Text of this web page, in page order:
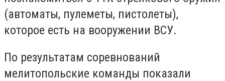
(автоматы, пулеметы, пистолеты),
которое есть на вооружении ВСУ.
По результатам соревнований
мелитопольские команды показали